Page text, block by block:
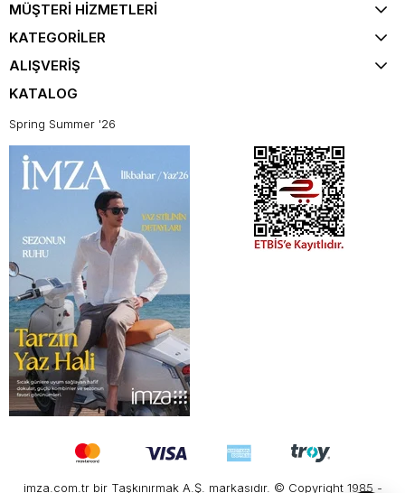
MÜŞTERİ HİZMETLERİ
KATEGORİLER
ALIŞVERİŞ
KATALOG
Spring Summer '26
imza.com.tr bir Taşkınırmak A.Ş. markasıdır. © Copyright 1985 -